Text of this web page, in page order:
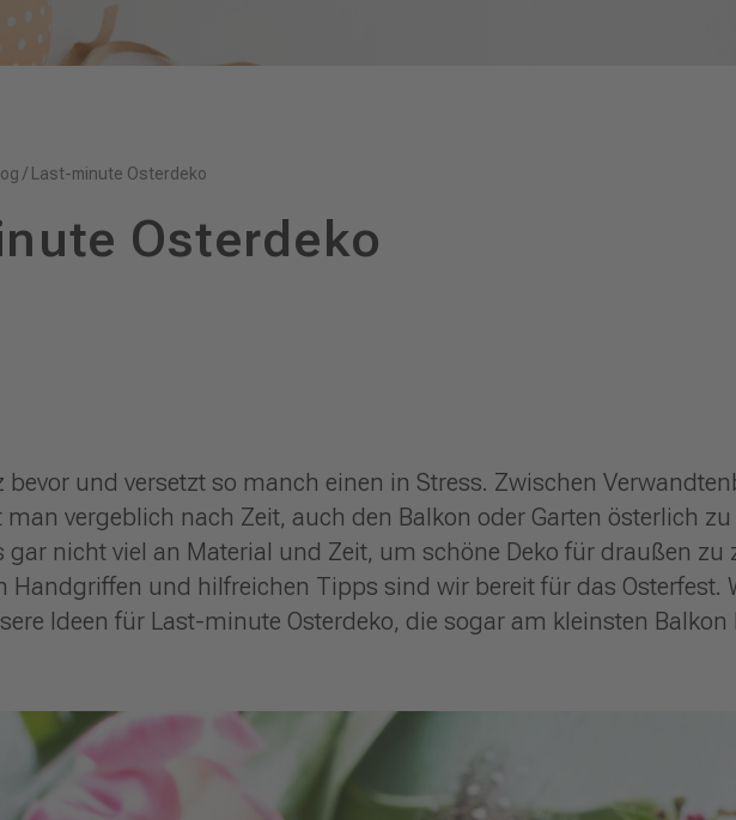
/ Last-minute Osterdeko
Osterdeko
bevor und versetzt so manch einen in Stress. Zwischen
man vergeblich nach Zeit, auch den Balkon oder Garten österlich zu
gar nicht viel an Material und Zeit, um schöne Deko für draußen zu
Handgriffen und hilfreichen Tipps sind wir bereit für das Osterfest.
Ideen für Last-minute Osterdeko, die sogar am kleinsten Balkon